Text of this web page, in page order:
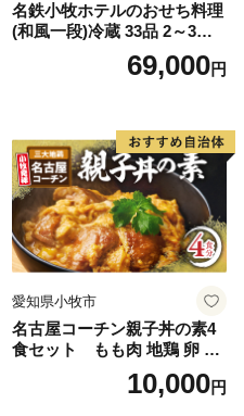
名鉄小牧ホテルのおせち料理
(和風一段)冷蔵 33品 2～3人
前 2027年【数量限定 お申込
期限12/15】 解凍不要 ホテル
人気 新春 迎春おせち 定番お
せち 本格おせち 和風おせち
縁起物おせち 12月31日 お届
け お正月 お取り寄せ
69,000円
愛知県小牧市
名古屋コーチン親子丼の素4
食セット もも肉 地鶏 卵 鶏
10,000円